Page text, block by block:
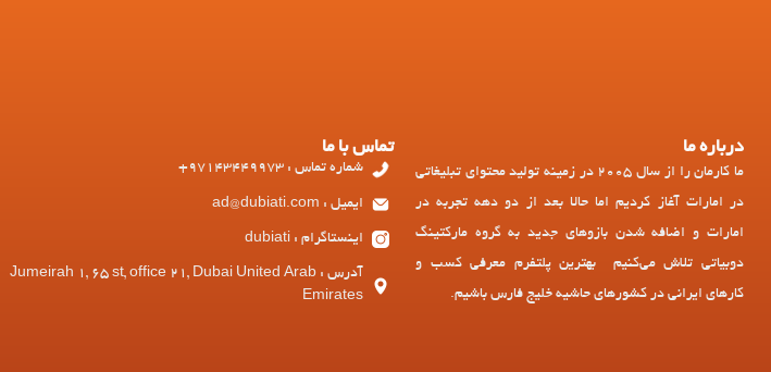
درباره ما
ما کارمان را از سال 2005 در زمینه تولید محتوای تبلیغاتی
در امارات آغاز کردیم اما حالا بعد از دو دهه تجربه در
امارات و اضافه شدن بازوهای جدید به گروه مارکتینگ
دوبیاتی تلاش می‌کنیم بهترین پلتفرم معرفی کسب و
کارهای ایرانی در کشورهای حاشیه خلیج فارس باشیم.
تماس با ما
شماره تماس : 97143449973+
ایمیل : ad@dubiati.com
اینستاگرام : dubiati
آدرس : Jumeirah 1, 65 st, office 21, Dubai United Arab
Emirates